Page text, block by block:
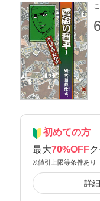
初めての方
最大70%OFF
※値引上限等条件あり
詳